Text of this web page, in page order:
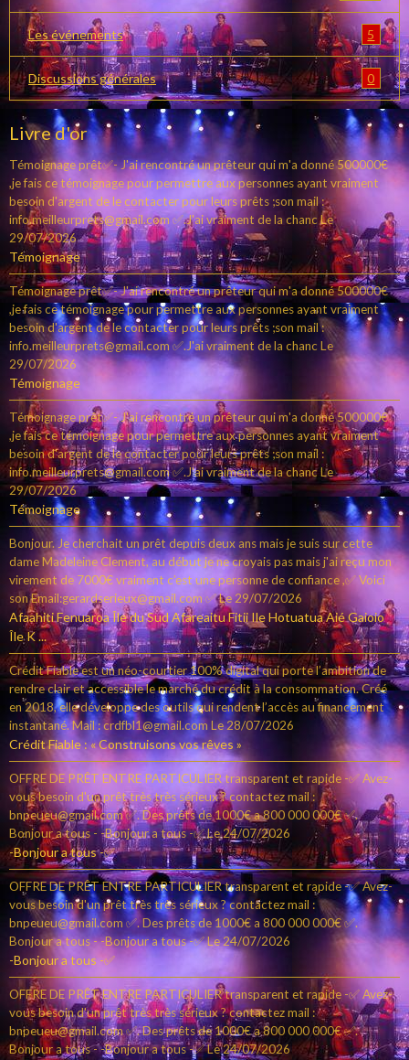
Les événements 5
Discussions générales 0
Livre d'or
Témoignage prêt✅- J'ai rencontré un prêteur qui m'a donné 500000€
,je fais ce témoignage pour permettre aux personnes ayant vraiment
besoin d'argent de le contacter pour leurs prêts ;son mail :
info.meilleurprets@gmail.com ✅.J'ai vraiment de la chanc Le
29/07/2026
Témoignage
Témoignage prêt✅- J'ai rencontré un prêteur qui m'a donné 500000€
,je fais ce témoignage pour permettre aux personnes ayant vraiment
besoin d'argent de le contacter pour leurs prêts ;son mail :
info.meilleurprets@gmail.com ✅.J'ai vraiment de la chanc Le
29/07/2026
Témoignage
Témoignage prêt✅- J'ai rencontré un prêteur qui m'a donné 500000€
,je fais ce témoignage pour permettre aux personnes ayant vraiment
besoin d'argent de le contacter pour leurs prêts ;son mail :
info.meilleurprets@gmail.com ✅.J'ai vraiment de la chancLe
29/07/2026
Témoignage
Bonjour. Je cherchait un prêt depuis deux ans mais je suis sur cette
dame Madeleine Clement, au début je ne croyais pas mais j'ai reçu mon
virement de 7000€ vraiment c’est une personne de confiance ,✅ Voici
son Email:gerardserieux@gmail.com ✅Le 29/07/2026
Afaahiti Fenuaroa Île du Sud Afareaitu Fitii Ile Hotuatua Aié Gaioio
Île K ...
Crédit Fiable est un néo-courtier 100% digital qui porte l’ambition de
rendre clair et accessible le marché du crédit à la consommation. Créé
en 2018, elle développe des outils qui rendent l’accès au financement
instantané. Mail : crdfbl1@gmail.com Le 28/07/2026
Crédit Fiable : « Construisons vos rêves »
OFFRE DE PRÊT ENTRE PARTICULIER transparent et rapide -✅ Avez-
vous besoin d'un prêt très très sérieux ? contactez mail :
bnpeueu@gmail.com ✅. Des prêts de 1000€ a 800 000 000€ ✅.
Bonjour a tous - -Bonjour a tous -✅Le 24/07/2026
-Bonjour a tous -✅
OFFRE DE PRÊT ENTRE PARTICULIER transparent et rapide -✅ Avez-
vous besoin d'un prêt très très sérieux ? contactez mail :
bnpeueu@gmail.com ✅. Des prêts de 1000€ a 800 000 000€ ✅.
Bonjour a tous - -Bonjour a tous -✅Le 24/07/2026
-Bonjour a tous -✅
OFFRE DE PRÊT ENTRE PARTICULIER transparent et rapide -✅ Avez-
vous besoin d'un prêt très très sérieux ? contactez mail :
bnpeueu@gmail.com ✅. Des prêts de 1000€ a 800 000 000€ ✅.
Bonjour a tous - -Bonjour a tous -✅Le 24/07/2026